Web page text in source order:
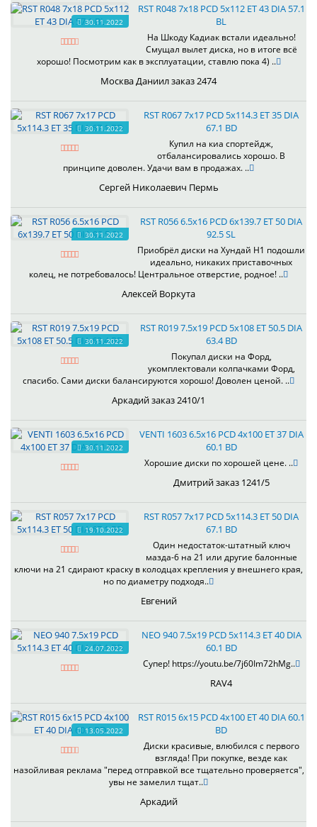
30.11.2022
RST R048 7x18 PCD 5x112 ET 43 DIA 57.1
BL
На Шкоду Кадиак встали идеально!
Смущал вылет диска, но в итоге всё
хорошо! Посмотрим как в эксплуатации, ставлю пока 4) ..
Москва Даниил заказ 2474
30.11.2022
RST R067 7x17 PCD 5x114.3 ET 35 DIA
67.1 BD
Купил на киа спортейдж,
отбалансировались хорошо. В
принципе доволен. Удачи вам в продажах. ..
Сергей Николаевич Пермь
30.11.2022
RST R056 6.5x16 PCD 6x139.7 ET 50 DIA
92.5 SL
Приобрёл диски на Хундай H1 подошли
идеально, никаких приставочных
колец, не потребовалось! Центральное отверстие, родное! ..
Алексей Воркута
30.11.2022
RST R019 7.5x19 PCD 5x108 ET 50.5 DIA
63.4 BD
Покупал диски на Форд,
укомплектовали колпачками Форд,
спасибо. Сами диски балансируются хорошо! Доволен ценой. ..
Аркадий заказ 2410/1
30.11.2022
VENTI 1603 6.5x16 PCD 4x100 ET 37 DIA
60.1 BD
Хорошие диски по хорошей цене. ..
Дмитрий заказ 1241/5
19.10.2022
RST R057 7x17 PCD 5x114.3 ET 50 DIA
67.1 BD
Один недостаток-штатный ключ
мазда-6 на 21 или другие балонные
ключи на 21 сдирают краску в колодцах крепления у внешнего края,
но по диаметру подходя..
Евгений
24.07.2022
NEO 940 7.5x19 PCD 5x114.3 ET 40 DIA
60.1 BD
Супер! https://youtu.be/7j60Im72hMg..
RAV4
13.05.2022
RST R015 6x15 PCD 4x100 ET 40 DIA 60.1
BD
Диски красивые, влюбился с первого
взгляда! При покупке, везде как
назойливая реклама "перед отправкой все тщательно проверяется",
увы не замелил тщат..
Аркадий